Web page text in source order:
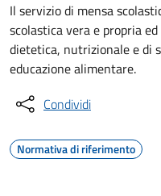
Il servizio di mensa
scolastica vera e propria
dietetica, nutrizionale e di
educazione alimentare.
Condividi
Normativa di riferimento